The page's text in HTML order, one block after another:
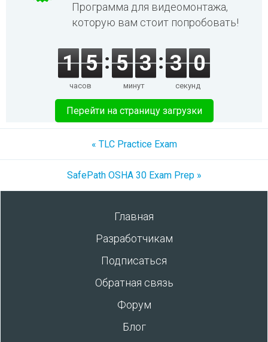
Программа для видеомонтажа,
которую вам стоит попробовать!
1 5
часов
5 3
минут
3 0
секунд
Перейти на страницу загрузки
« TLC Practice Exam
SafePath OSHA 30 Exam Prep »
Главная
Разработчикам
Подписаться
Обратная связь
Форум
Блог